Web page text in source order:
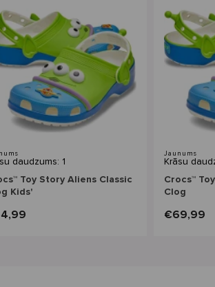
daudzums: 1
Toy Story Aliens Classic
Kids'
Jaunums
Krāsu
Crocs™
Clog
€69,99